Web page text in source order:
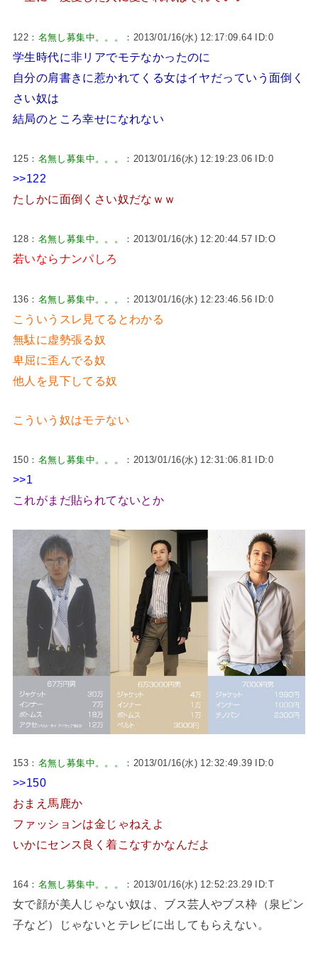
122： 名無し募集中。。。 ：2013/01/16(水) 12:17:09.64 ID:0
学生時代に非リアでモテなかったのに
自分の肩書きに惹かれてくる女はイヤだっていう面倒く
さい奴は
結局のところ幸せになれない
125： 名無し募集中。。。 ：2013/01/16(水) 12:19:23.06 ID:0
>>122
たしかに面倒くさい奴だなｗｗ
128： 名無し募集中。。。 ：2013/01/16(水) 12:20:44.57 ID:O
若いならナンパしろ
136： 名無し募集中。。。 ：2013/01/16(水) 12:23:46.56 ID:0
こういうスレ見てるとわかる
無駄に虚勢張る奴
卑屈に歪んでる奴
他人を見下してる奴
こういう奴はモテない
150： 名無し募集中。。。 ：2013/01/16(水) 12:31:06.81 ID:0
>>1
これがまだ貼られてないとか
153： 名無し募集中。。。 ：2013/01/16(水) 12:32:49.39 ID:0
>>150
おまえ馬鹿か
ファッションは金じゃねえよ
いかにセンス良く着こなすかなんだよ
164： 名無し募集中。。。 ：2013/01/16(水) 12:52:23.29 ID:T
女で顔が美人じゃない奴は、ブス芸人やブス枠（泉ピン
子など）じゃないとテレビに出してもらえない。